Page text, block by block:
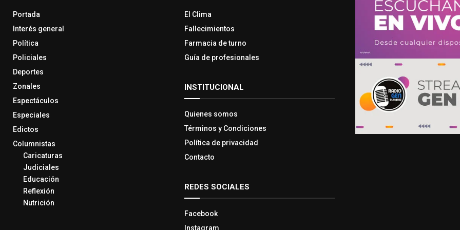
Portada
Interés general
Política
Policiales
Deportes
Zonales
Espectáculos
Especiales
Edictos
Columnistas
Caricaturas
Judiciales
Educación
Reflexión
Nutrición
El Clima
Fallecimientos
Farmacia de turno
Guía de profesionales
INSTITUCIONAL
Quienes somos
Términos y Condiciones
Política de privacidad
Contacto
REDES SOCIALES
Facebook
Instagram